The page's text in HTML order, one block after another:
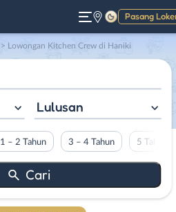
Pasang
Gelap
> Lowongan Kitchen Crew di Haniki
Lulusan
1 – 2 Tahun 3 – 4 Tahun 5 Tahun